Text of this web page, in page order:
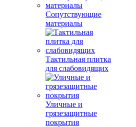
Сопутствующие
материалы
Тактильная плитка
для слабовидящих
Уличные и
грязезащитные
покрытия